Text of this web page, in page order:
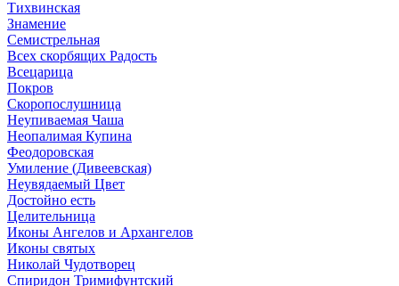
Тихвинская
Знамение
Семистрельная
Всех скорбящих Радость
Всецарица
Покров
Скоропослушница
Неупиваемая Чаша
Неопалимая Купина
Феодоровская
Умиление (Дивеевская)
Неувядаемый Цвет
Достойно есть
Целительница
Иконы Ангелов и Архангелов
Иконы святых
Николай Чудотворец
Спиридон Тримифунтский